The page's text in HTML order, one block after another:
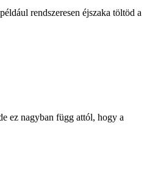
rendszeresen éjszaka töltöd a
ez nagyban függ attól, hogy a